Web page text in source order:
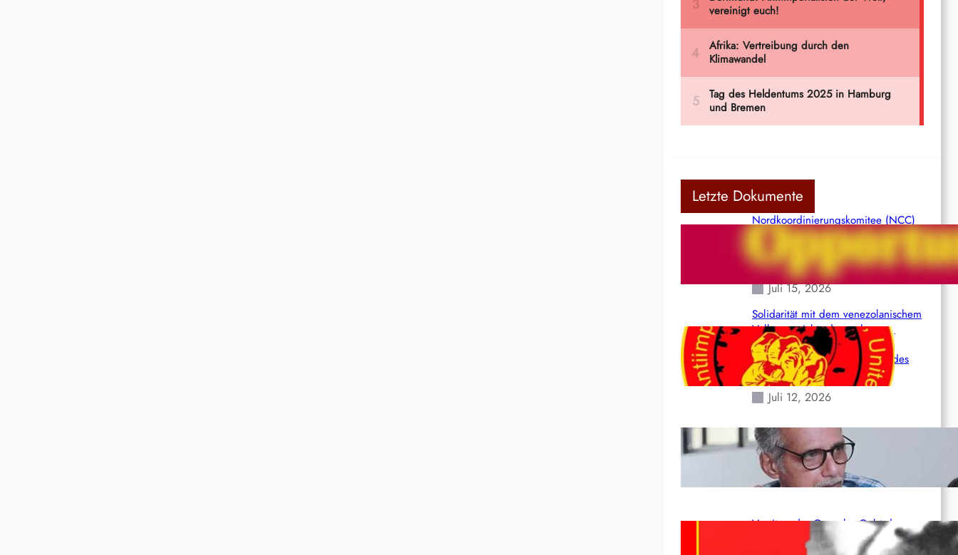
Letzte Dokumente
Nordkoordinierungskomitee (NCC)
der Kommunistischen Partei Indiens
(Maoistisch): Postmoderner
Opportunismus
Juli 15, 2026
Solidarität mit dem venezolanischem
Volk angesichts der verlorenen
Leben und der katastrophalen
Situation durch die Erdbeben des
24. Juni!
Juli 12, 2026
Indien: „Die Politik der Kapitulation“
von K. Murali (Ajith)
Juli 1, 2026
Vorsitzender Gonzalo: Gebt das
Leben für die Partei und die